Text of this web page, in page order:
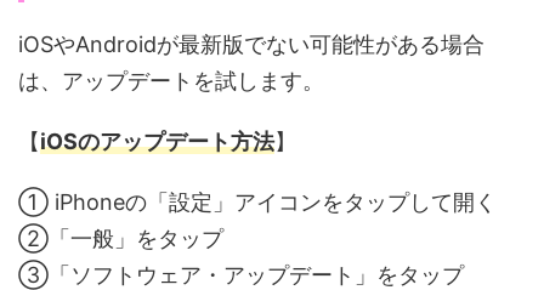
iOSやAndroidが最新版でない可能性がある場合
は、アップデートを試します。
【iOSのアップデート方法】
① iPhoneの「設定」アイコンをタップして開く
②「一般」をタップ
③「ソフトウェア・アップデート」をタップ